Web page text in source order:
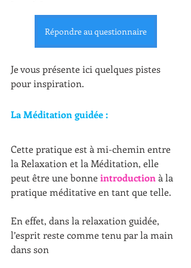
Répondre au questionnaire
Je vous présente ici quelques pistes
pour inspiration.
La Méditation guidée :
Cette pratique est à mi-chemin entre
la Relaxation et la Méditation, elle
peut être une bonne introduction à la
pratique méditative en tant que telle.
En effet, dans la relaxation guidée,
l’esprit reste comme tenu par la main
dans son